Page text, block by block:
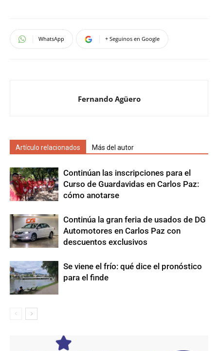
WhatsApp + Seguinos en Google
Fernando Agüero
Artículo relacionados Más del autor
Continúan las inscripciones para el
Curso de Guardavidas en Carlos Paz:
cómo anotarse
Continúa la gran feria de usados de DG
Automotores en Carlos Paz con
descuentos exclusivos
Se viene el frío: qué dice el pronóstico
para el finde